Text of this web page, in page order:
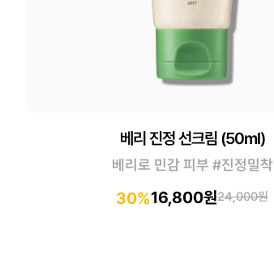
베리 진정 선크림 (50ml)
베리로 민감 피부 #진정밀착
30%16,800원24,000원